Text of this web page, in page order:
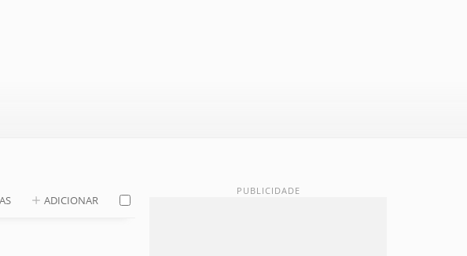
ADICIONAR